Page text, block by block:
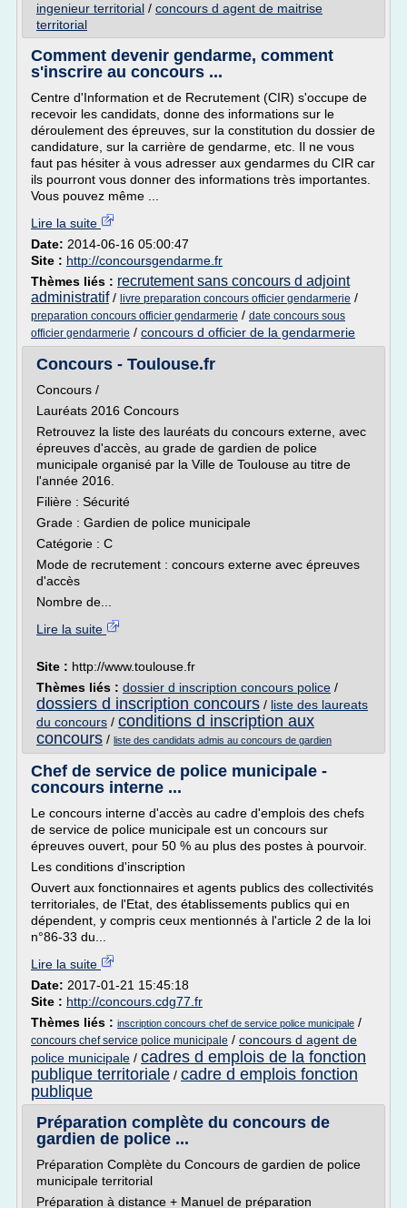
ingenieur territorial / concours d agent de maitrise
territorial
Comment devenir gendarme, comment
s'inscrire au concours ...
Centre d'Information et de Recrutement (CIR) s'occupe de
recevoir les candidats, donne des informations sur le
déroulement des épreuves, sur la constitution du dossier de
candidature, sur la carrière de gendarme, etc. Il ne vous
faut pas hésiter à vous adresser aux gendarmes du CIR car
ils pourront vous donner des informations très importantes.
Vous pouvez même ...
Lire la suite
Date: 2014-06-16 05:00:47
Site : http://concoursgendarme.fr
Thèmes liés : recrutement sans concours d adjoint
administratif/ livre preparation concours officier gendarmerie /
preparation concours officier gendarmerie / date concours sous
officier gendarmerie / concours d officier de la gendarmerie
Concours - Toulouse.fr
Concours /
Lauréats 2016 Concours
Retrouvez la liste des lauréats du concours externe, avec
épreuves d'accès, au grade de gardien de police
municipale organisé par la Ville de Toulouse au titre de
l'année 2016.
Filière : Sécurité
Grade : Gardien de police municipale
Catégorie : C
Mode de recrutement : concours externe avec épreuves
d'accès
Nombre de...
Lire la suite
Site : http://www.toulouse.fr
Thèmes liés : dossier d inscription concours police /
dossiers d inscription concours / liste des laureats
du concours / conditions d inscription aux
concours / liste des candidats admis au concours de gardien
Chef de service de police municipale -
concours interne ...
Le concours interne d'accès au cadre d'emplois des chefs
de service de police municipale est un concours sur
épreuves ouvert, pour 50 % au plus des postes à pourvoir.
Les conditions d'inscription
Ouvert aux fonctionnaires et agents publics des collectivités
territoriales, de l'Etat, des établissements publics qui en
dépendent, y compris ceux mentionnés à l'article 2 de la loi
n°86-33 du...
Lire la suite
Date: 2017-01-21 15:45:18
Site : http://concours.cdg77.fr
Thèmes liés : inscription concours chef de service police municipale /
concours chef service police municipale / concours d agent de
police municipale / cadres d emplois de la fonction
publique territoriale / cadre d emplois fonction
publique
Préparation complète du concours de
gardien de police ...
Préparation Complète du Concours de gardien de police
municipale territorial
Préparation à distance + Manuel de préparation